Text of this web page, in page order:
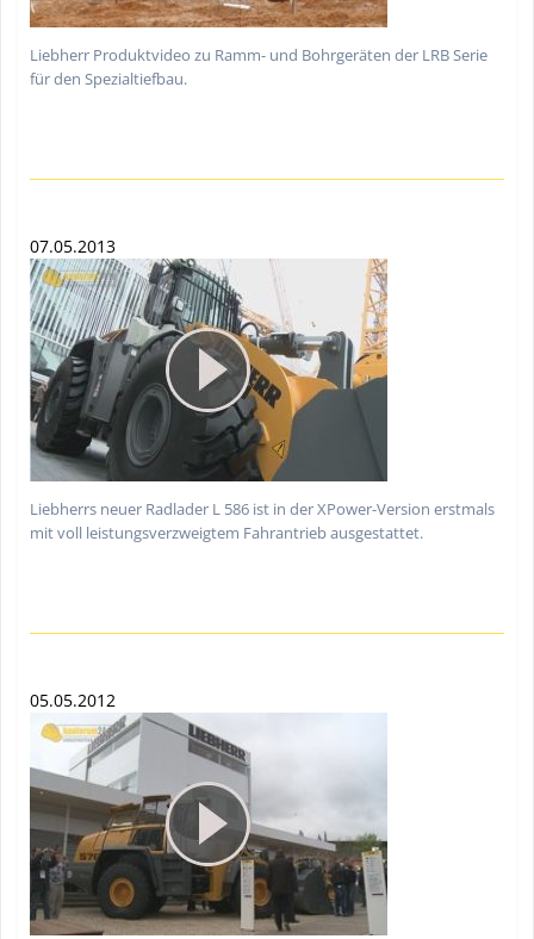
Liebherr Produktvideo zu Ramm- und Bohrgeräten der LRB Serie
für den Spezialtiefbau.
07.05.2013
Liebherrs neuer Radlader L 586 ist in der XPower-Version erstmals
mit voll leistungsverzweigtem Fahrantrieb ausgestattet.
05.05.2012